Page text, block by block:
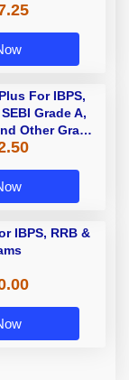
For IBPS,
Grade A,
Other Grade
Exams
IBPS, RRB &